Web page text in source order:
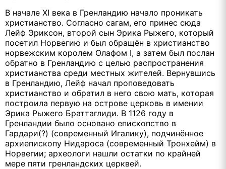
В начале XI века в Гренландию начало проникать
христианство. Согласно сагам, его принес сюда
Лейф Эриксон, второй сын Эрика Рыжего, который
посетил Норвегию и был обращён в христианство
норвежским королем Олафом I, а затем был послан
обратно в Гренландию с целью распространения
христианства среди местных жителей. Вернувшись
в Гренландию, Лейф начал проповедовать
христианство и обратил в него свою мать, которая
построила первую на острове церковь в имении
Эрика Рыжего Браттаглиди. В 1126 году в
Гренландии было основано епископство в
Гардари(?) (современный Игалику), подчинённое
архиепископу Нидароса (современный Тронхейм) в
Норвегии; археологи нашли остатки по крайней
мере пяти гренландских церквей.